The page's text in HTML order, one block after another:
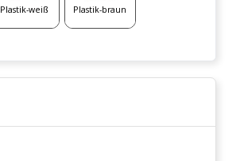
Plastik-weiß Plastik-braun